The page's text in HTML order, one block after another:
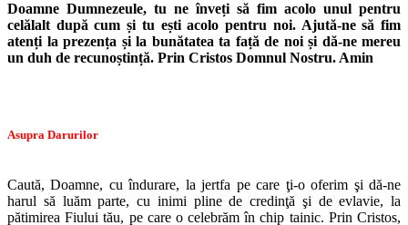
Doamne Dumnezeule, tu ne înveți să fim acolo unul pentru
celălalt după cum și tu ești acolo pentru noi. Ajută-ne să fim
atenți la prezența și la bunătatea ta față de noi și dă-ne mereu
un duh de recunoștință. Prin Cristos Domnul Nostru. Amin
Asupra Darurilor
Caută, Doamne, cu îndurare, la jertfa pe care ţi-o oferim şi dă-ne
harul să luăm parte, cu inimi pline de credinţă şi de evlavie, la
pătimirea Fiului tău, pe care o celebrăm în chip tainic. Prin Cristos,